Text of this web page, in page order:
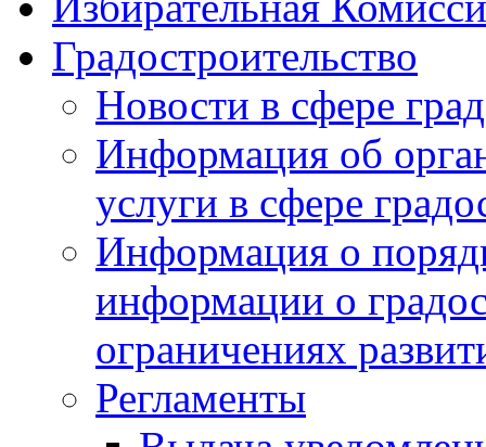
Градостроительство
Новости в сфере
Информация об
услуги в сфере
Информация о
информации о
ограничениях
Регламенты